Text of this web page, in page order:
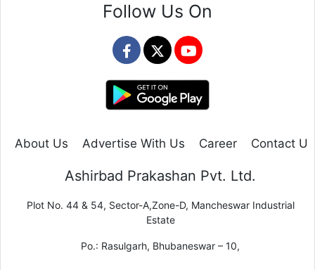
Follow Us On
About Us Advertise With Us Career Contact Us
Ashirbad Prakashan Pvt. Ltd.
Plot No. 44 & 54, Sector-A,Zone-D, Mancheswar Industrial
Estate
Po.: Rasulgarh, Bhubaneswar – 10,